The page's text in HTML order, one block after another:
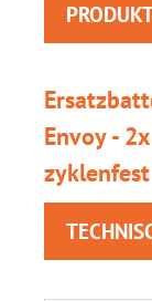
Envoy -